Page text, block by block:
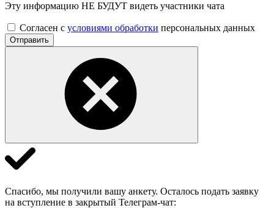
Эту информацию НЕ БУДУТ видеть участники чата
Согласен с условиями обработки персональных данных
Отправить
Спасибо, мы получили вашу анкету. Осталось подать заявку
на вступление в закрытый Телеграм-чат: